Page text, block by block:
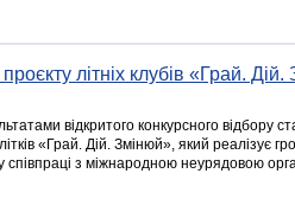
літніх клубів «Грай.
відкритого конкурсного відбору
«Грай. Дій. Змінюй», який реалізує
з міжнародною неурядовою